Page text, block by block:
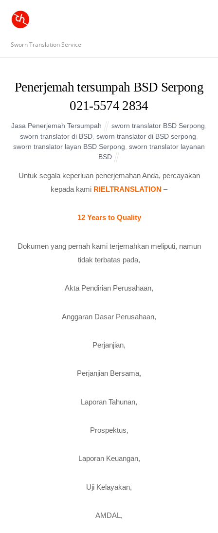
Sworn Translation Service
Penerjemah tersumpah BSD Serpong
021-5574 2834
Jasa Penerjemah Tersumpah sworn translator BSD Serpong
sworn translator di BSD sworn translator di BSD serpong
sworn translator layan BSD Serpong sworn translator layanan
BSD
Untuk segala keperluan penerjemahan Anda, percayakan
kepada kami RIELTRANSLATION –
12 Years to Quality
Dokumen yang pernah kami terjemahkan meliputi, namun
tidak terbatas pada,
Akta Pendirian Perusahaan,
Anggaran Dasar Perusahaan,
Perjanjian,
Perjanjian Bersama,
Laporan Tahunan,
Prospektus,
Laporan Keuangan,
Uji Kelayakan,
AMDAL,